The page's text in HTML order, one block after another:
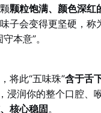
颗粒饱满、颜色深红
子会变得更坚硬，称
本意”。
将此“五味珠”含于舌
浸润你的整个口腔、
核心稳固。